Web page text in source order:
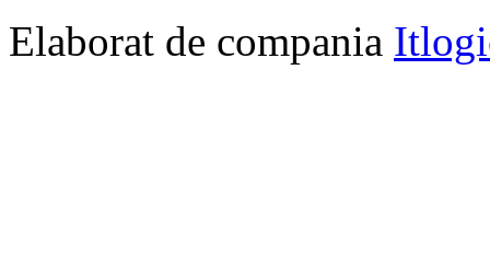
Elaborat de compania